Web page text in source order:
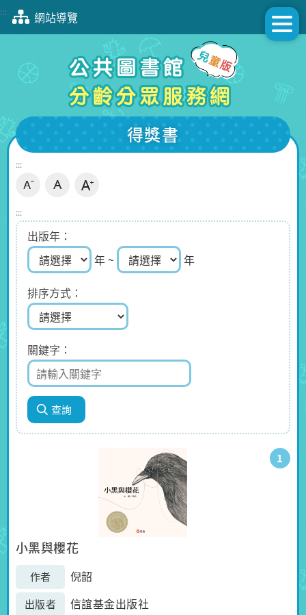
跳
塊
::: 網站導覽
得獎書
:::
:::
出版年
年 ~
年
排序方式
關鍵字
1
小黑與櫻花
作者 倪韶
出版者 信誼基金出版社